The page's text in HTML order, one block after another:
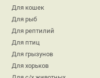
Для кошек
Для рыб
Для рептилий
Для птиц
Для грызунов
Для хорьков